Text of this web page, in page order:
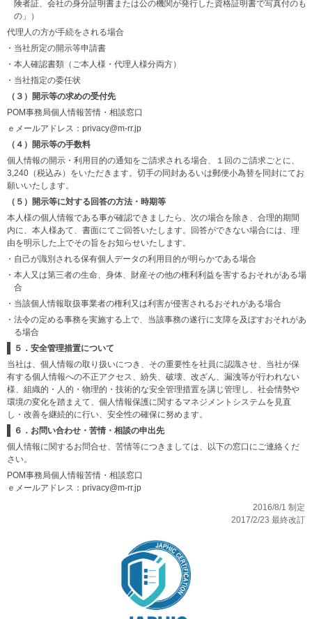
険者証、会社の身分証明書または公の機関が発行した資格証明書で写真付のも
の」）
代理人の方が手続をされる場合
・当社所定の開示等申請書
・本人確認書類（ご本人様・代理人様分両方）
・当社指定の委任状
（３）開示等の求めの受付先
POM事務局個人情報苦情・相談窓口
ｅメールアドレス：privacy@m-rr.jp
（４）開示等の手数料
個人情報の開示・利用目的の通知をご請求される場合、１回のご請求ごとに、
3,240（税込み）をいただきます。切手の同封あるいは郵便小為替を同封にてお
願いいたします。
（５）開示等に対する回答の方法・時期等
本人様の個人情報である事が確認できましたら、次の場合を除き、合理的期間
内に、本人様あて、書面にてご回答いたします。回答ができない場合には、理
由を明示した上でその旨をお知らせいたします。
・自己が識別される保有個人データの利用目的が明らかである場合
・本人又は第三者の生命、身体、財産その他の権利利益を害するおそれがある場
合
・当該個人情報取扱事業者の権利又は利害が侵害されるおそれがある場合
・法令の定める事務を実施する上で、当該事務の遂行に支障を及ぼすおそれがあ
る場合
５．安全管理措置について
当社は、個人情報の取り扱いにつき、その重要性を社員に認識させ、当社が保
有する個人情報への不正アクセス、紛失、破壊、改ざん、漏洩等が行われない
様、組織的・人的・物理的・技術的な安全管理措置を講じ管理し、社会情勢や
環境の変化を踏まえて、個人情報保護に関するマネジメントシステムを見直
し・改善を継続的に行い、安全性の確保に努めます。
６．お問い合わせ・苦情・相談の申出先
個人情報に関するお問合せ、苦情等につきましては、以下の窓口にご連絡くだ
さい。
POM事務局個人情報苦情・相談窓口
ｅメールアドレス：privacy@m-rr.jp
2016/8/1 制定
2017/2/23 最終改訂